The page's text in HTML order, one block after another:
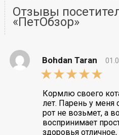
Отзывы
«ПетОбзор»
Bohdan Taran
5,0
rating
Кормлю своего
лет. Парень у меня
рот не возьмет, а
воспринимает
здоровья